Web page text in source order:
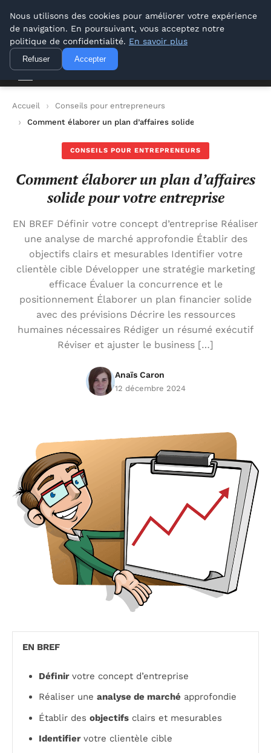
Lyon Photos
Lyon Photos
Accueil
Conseils pour entrepreneurs
Comment élaborer un plan d’affaires solide pour votre
CONSEILS POUR ENTREPRENEURS
Comment élaborer un plan d’affaires
solide pour votre entreprise
EN BREF Définir votre concept d’entreprise Réaliser
une analyse de marché approfondie Établir des
objectifs clairs et mesurables Identifier votre
clientèle cible Développer une stratégie marketing
efficace Évaluer la concurrence et le
positionnement Élaborer un plan financier solide
avec des prévisions Décrire les ressources
humaines nécessaires Rédiger un résumé exécutif
Réviser et ajuster le business […]
Anaïs Caron
12 décembre 2024
EN BREF
Définirvotre concept d’entreprise
Réaliser une analyse de marché approfondie
Établir des objectifs clairs et mesurables
Identifiervotre clientèle cible
Nous utilisons des cookies pour améliorer votre expérience
de navigation. En poursuivant, vous acceptez notre
politique de confidentialité. En savoir plus
Refuser Accepter